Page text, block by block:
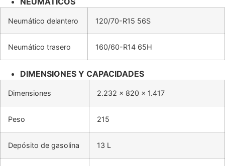
Neumático delantero 120/70-R15 56S
Neumático trasero 160/60-R14 65H
DIMENSIONES Y CAPACIDADES
Dimensiones 2.232 x 820 x 1.417
Peso 215
Depósito de gasolina 13 L